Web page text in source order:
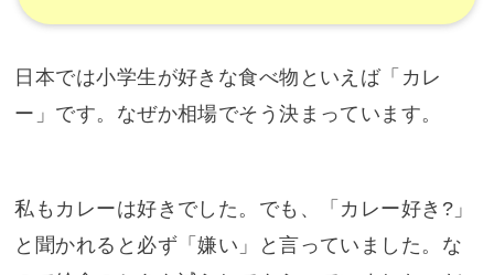
日本では小学生が好きな食べ物といえば「カレ
ー」です。なぜか相場でそう決まっています。
私もカレーは好きでした。でも、「カレー好き?」
と聞かれると必ず「嫌い」と言っていました。な